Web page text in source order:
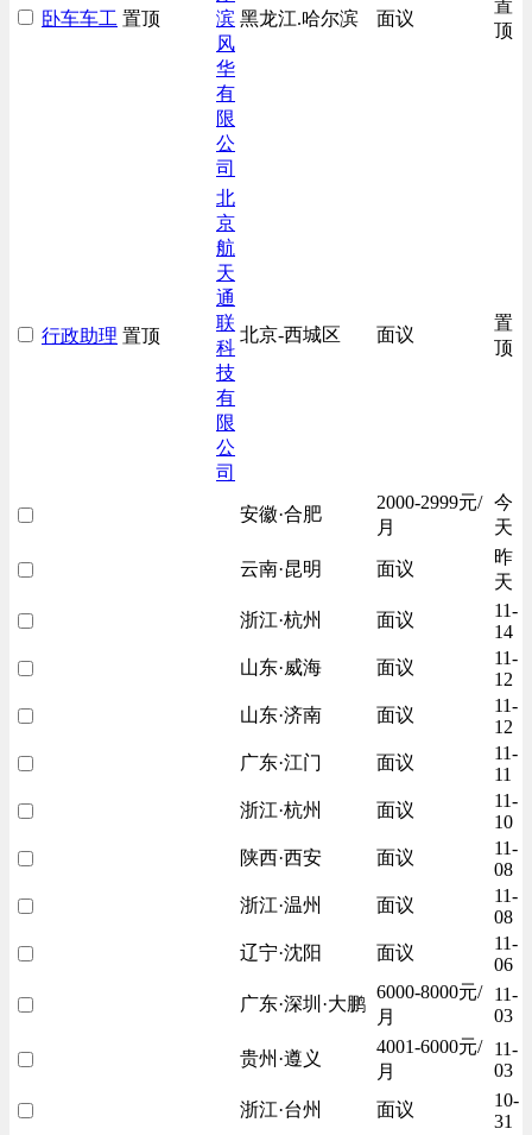
房地产开发/物业管理类
卧车车工 置顶
滨
风
华
有
限
公
司
黑龙江.哈尔滨 面议
置
顶
行政助理 置顶
北
京
航
天
通
联
科
技
有
限
公
司
北京-西城区 面议
置
顶
安徽·合肥
2000-2999元/
月
今
天
云南·昆明 面议
昨
天
浙江·杭州
面议
11-
14
山东·威海
面议
11-
12
山东·济南
面议
11-
12
广东·江门
面议
11-
11
浙江·杭州
面议
11-
10
陕西·西安
面议
11-
08
浙江·温州
面议
11-
08
辽宁·沈阳
面议
11-
06
广东·深圳·大鹏
6000-8000元/
月
11-
03
贵州·遵义
4001-6000元/
月
11-
03
浙江·台州
面议
10-
31